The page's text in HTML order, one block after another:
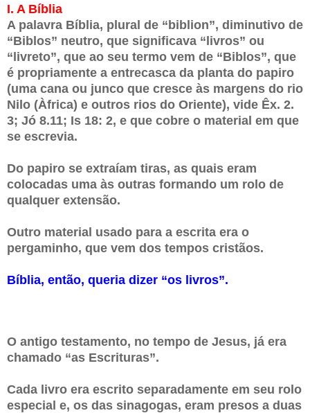
I. A Bíblia
A palavra Bíblia, plural de “biblion”, diminutivo de
“Biblos” neutro, que significava “livros” ou
“livreto”, que ao seu termo vem de “Biblos”, que
é propriamente a entrecasca da planta do papiro
(uma cana ou junco que cresce às margens do rio
Nilo (Àfrica) e outros rios do Oriente), vide Êx. 2.
3; Jó 8.11; Is 18: 2, e que cobre o material em que
se escrevia.
Do papiro se extraíam tiras, as quais eram
colocadas uma às outras formando um rolo de
qualquer extensão.
Outro material usado para a escrita era o
pergaminho, que vem dos tempos cristãos.
Bíblia, então, queria dizer “os livros”.
O antigo testamento, no tempo de Jesus, já era
chamado “as Escrituras”.
Cada livro era escrito separadamente em seu rolo
especial e, os das sinagogas, eram presos a duas